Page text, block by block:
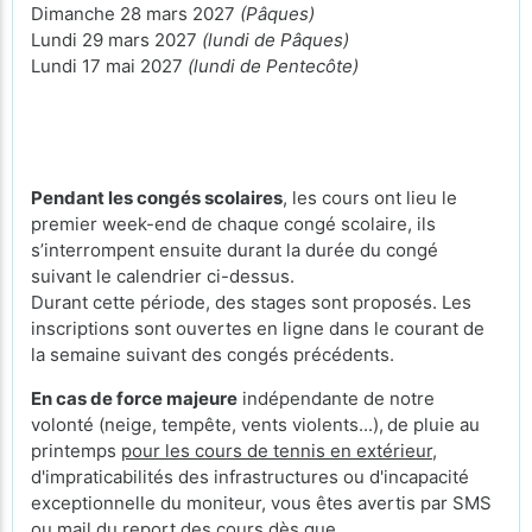
Dimanche 28 mars 2027 (Pâques)
Lundi 29 mars 2027 (lundi de Pâques)
Lundi 17 mai 2027 (lundi de Pentecôte)
Pendant les congés scolaires, les cours ont lieu le
premier week-end de chaque congé scolaire, ils
s’interrompent ensuite durant la durée du congé
suivant le calendrier ci-dessus.
Durant cette période, des stages sont proposés. Les
inscriptions sont ouvertes en ligne dans le courant de
la semaine suivant des congés précédents.
En cas de force majeure indépendante de notre
volonté (neige, tempête, vents violents...), de pluie au
printemps pour les cours de tennis en extérieur,
d'impraticabilités des infrastructures ou d'incapacité
exceptionnelle du moniteur, vous êtes avertis par SMS